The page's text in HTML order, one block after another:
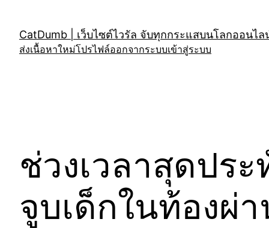
content
CatDumb | เว็บไซต์ไวรัล จับทุกกระแสบนโลกออนไ
ส่งเนื้อหาใหม่โปรไฟล์ออกจากระบบเข้าสู่ระบบ
ช่วงเวลาสุดประ
จูบเด็กในท้องผ่